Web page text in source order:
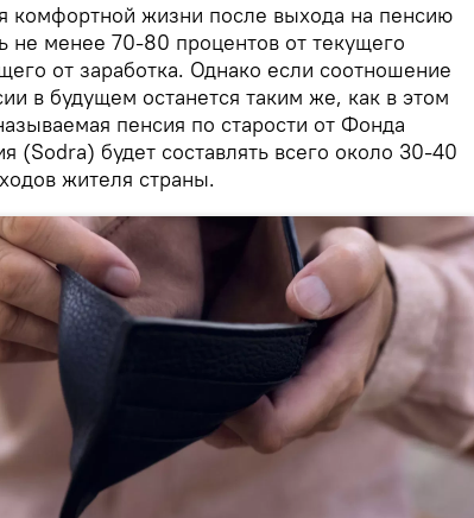
комфортной жизни после выхода на пенсию
не менее 70-80 процентов от текущего
от заработка. Однако если соотношение
в будущем останется таким же, как в этом
пенсия по старости от Фонда
(Sodra) будет составлять всего около 30-40
жителя страны.